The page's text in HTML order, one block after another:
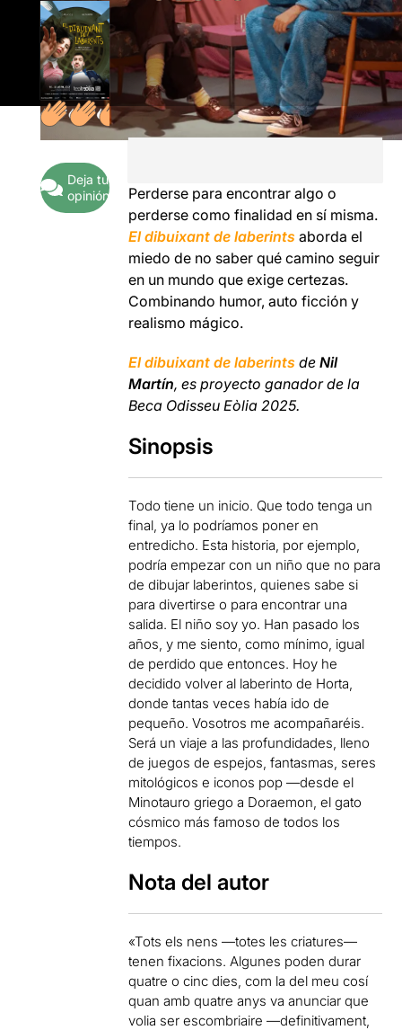
Deja tu
opinión
Perderse para encontrar algo o
perderse como finalidad en sí misma.
El dibuixant de laberints aborda el
miedo de no saber qué camino seguir
en un mundo que exige certezas.
Combinando humor, auto ficción y
realismo mágico.
El dibuixant de laberints deNil
Martín, es proyecto ganador de la
Beca Odisseu Eòlia 2025.
Sinopsis
Todo tiene un inicio. Que todo tenga un
final, ya lo podríamos poner en
entredicho. Esta historia, por ejemplo,
podría empezar con un niño que no para
de dibujar laberintos, quienes sabe si
para divertirse o para encontrar una
salida. El niño soy yo. Han pasado los
años, y me siento, como mínimo, igual
de perdido que entonces. Hoy he
decidido volver al laberinto de Horta,
donde tantas veces había ido de
pequeño. Vosotros me acompañaréis.
Será un viaje a las profundidades, lleno
de juegos de espejos, fantasmas, seres
mitológicos e iconos pop —desde el
Minotauro griego a Doraemon, el gato
cósmico más famoso de todos los
tiempos.
Nota del autor
«Tots els nens —totes les criatures—
tenen fixacions. Algunes poden durar
quatre o cinc dies, com la del meu cosí
quan amb quatre anys va anunciar que
volia ser escombriaire —definitivament,